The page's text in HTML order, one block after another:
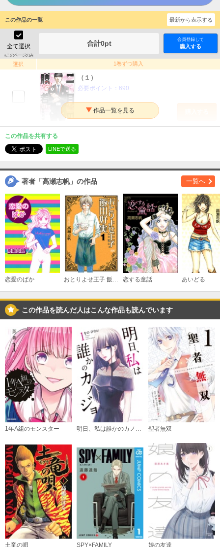
タイトル
作者
ジャンル
掲載誌 ビッグコミックスピリッツ
出版社 小学館
この作品の一覧
全て選択
※このページのみ
合計0pt 会員登録して
購入する
選択 1巻ずつ購入
最新から表示する
（１）
必要ポイント： 690
必要ポイント：
購入する
必要ポイント：690
購入する
（４）
必要ポイント： 690
購入する
（５）
必要ポイント：690
購入する
（６）
必要ポイント：690
購入する
（７）
必要ポイント： 690
購入する
（８）
必要ポイント：690
購入する
（９）
必要ポイント：690
この作品を共有する
LINEで送る
著者「高瀬志帆」の作品 一覧へ
恋愛のばか おとりよせ王子 飯田好実 恋する童話 あいどる
この作品を読んだ人はこんな作品も読んでいます
1年A組のモンスター 聖者無双
土竜の唄 SPY×FAMILY 娘の友達